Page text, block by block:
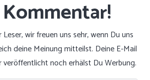
Leser, wir freuen uns sehr, wenn Du uns
deine Meinung mitteilst. Deine E-Mail
veröffentlicht noch erhälst Du Werbung.